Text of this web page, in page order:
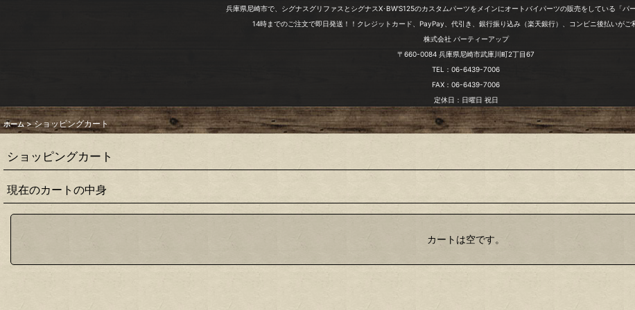
兵庫県尼崎市で、シグナスグリファスとシグナスX･BW'S125のカスタムパーツをメインにオートバイパーツの販売をしている「パ
14時までのご注文で即日発送！！クレジットカード、PayPay、代引き、銀行振り込み（楽天銀行）、コンビニ後払いがご
株式会社 パーティーアップ
〒660-0084 兵庫県尼崎市武庫川町2丁目67
TEL：06-6439-7006
FAX：06-6439-7006
定休日：日曜日 祝日
ホーム > ショッピングカート
ショッピングカート
現在のカートの中身
カートは空です。